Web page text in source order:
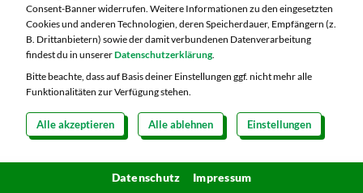
damit diese nicht zum Umkippen verurteilt auf die
unebene Decke gestellt werden müssen oder auch
als Mini-Büffet mit verschiedenen Leckereien wie
Nüssen, Rohkost oder auch verschiedenen Dips
befüllt.
4. Sandwiches beisammen halten
Schwer zu transportieren: Sandwiches fallen beim
Consent-Banner widerrufen. Weitere Informationen zu den eingesetzten
Cookies und anderen Technologien, deren Speicherdauer, Empfängern (z.
B. Drittanbietern) sowie der damit verbundenen Datenverarbeitung
findest du in unsererDatenschutzerklärung.
Bitte beachte, dass auf Basis deiner Einstellungen ggf. nicht mehr alle
Funktionalitäten zur Verfügung stehen.
Alle akzeptieren Alle ablehnen Einstellungen
Datenschutz Impressum